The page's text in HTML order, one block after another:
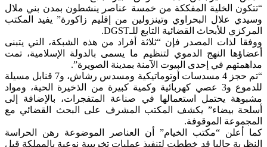
“تتكون الخلية المفككة من خمسة عناصر ينشطون بمدن بني ملال
وسيدي علال البحراوي وتينزولين من إقليم زاكورة” يفيد المكتب
المركزي للأبحاث القضائية التابع للـDGST.
ووفقا لذات المصدر فإن “ثلاثة أفراد من هذه الشبكة، التي يتبنى
أعضاؤها النهج الدموي لتنظيم ما يسمى بالدولة الإسلامية، تمت
مداهمتهم في إحدى البيوت الآمنة بمدينة الصويرة”.
“تم حجز 4 مسدسات أوتوماتيكية ومسدس رشاش، و7 قنابل مسيلة
للدموع و3 عصي كهربائية وكمية كبيرة من الذخيرة الحية، ومواد
مشبوهة يحتمل استعمالها في صناعة المتفجرات، بالإضافة إلى
أسلحة بيضاء” يكشف المكتب المشرف على البحث القضائي مع
المجموعة الموقوفة.
كما أعلن “مكتب الخيام” أن العناصر الموضوعة رهن الحراسة
النظرية حاليا قد خططت لتنفيذ عمليات تخريبية نوعية بالمملكة قبل